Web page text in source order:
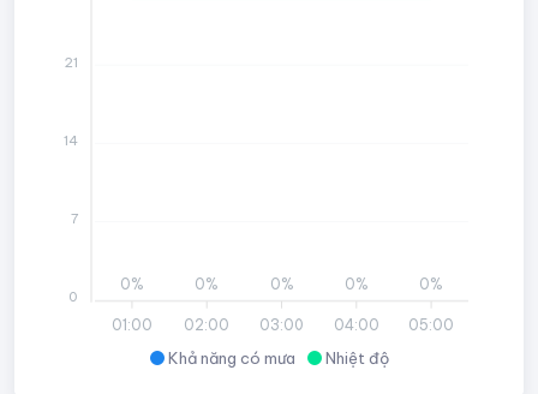
Khả năng có mưa Nhiệt độ
01:00 02:00 03:00 04:00 05:00
0% 0% 0% 0% 0%
21
14
7
0